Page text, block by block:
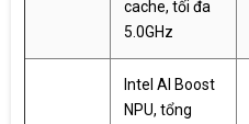
cache, tối đa
5.0GHz
Intel AI Boost
NPU, tổng